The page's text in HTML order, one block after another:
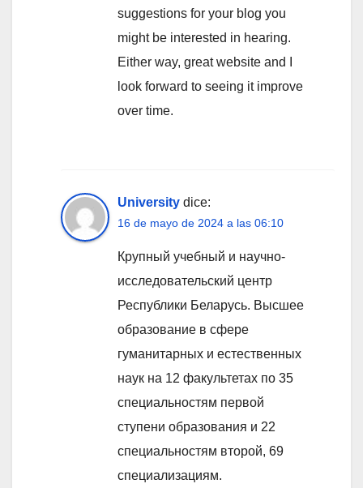
suggestions for your blog you
might be interested in hearing.
Either way, great website and I
look forward to seeing it improve
over time.
University dice:
16 de mayo de 2024 a las 06:10
Крупный учебный и научно-
исследовательский центр
Республики Беларусь. Высшее
образование в сфере
гуманитарных и естественных
наук на 12 факультетах по 35
специальностям первой
ступени образования и 22
специальностям второй, 69
специализациям.